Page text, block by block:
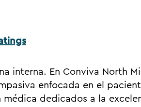
interna. En Conviva North
enfocada en el
dedicados a la